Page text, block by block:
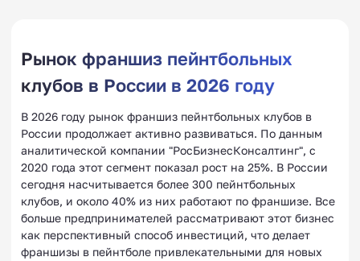
Рынок франшиз пейнтбольных
клубов в России в 2026 году
В 2026 году рынок франшиз пейнтбольных клубов в
России продолжает активно развиваться. По данным
аналитической компании "РосБизнесКонсалтинг", с
2020 года этот сегмент показал рост на 25%. В России
сегодня насчитывается более 300 пейнтбольных
клубов, и около 40% из них работают по франшизе. Все
больше предпринимателей рассматривают этот бизнес
как перспективный способ инвестиций, что делает
франшизы в пейнтболе привлекательными для новых